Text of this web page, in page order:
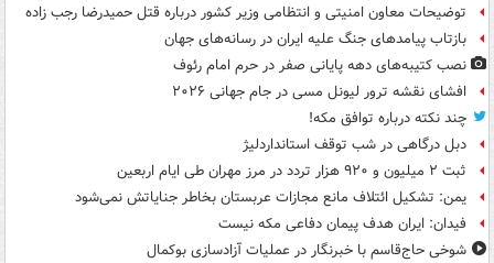
توضیحات معاون امنیتی و انتظامی وزیر کشور درباره قتل حمیدرضا رجب زاده
بازتاب پیامدهای جنگ علیه ایران در رسانه‌های جهان
نصب کتیبه‌های دهه پایانی صفر در حرم امام رئوف
افشای نقشه ترور لیونل مسی در جام جهانی ۲۰۲۶
چند نکته درباره توافق مکه!
دبل درگاهی در شب توقف استانداردلیژ
ثبت ۲ میلیون و ۹۲۰ هزار تردد در مرز مهران طی ایام اربعین
یمن: تشکیل ائتلاف مانع مجازات عربستان بخاطر جنایاتش نمی‌شود
فیدان: ایران هدف پیمان دفاعی مکه نیست
شوخی حاج‌قاسم با خبرنگار در عملیات آزادسازی بوکمال